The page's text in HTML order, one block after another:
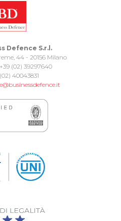
Defence S.r.l.
44 - 20156 Milano
(02) 39297640
40043831